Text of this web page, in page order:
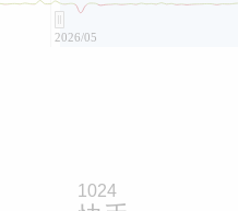
2026/05
1024